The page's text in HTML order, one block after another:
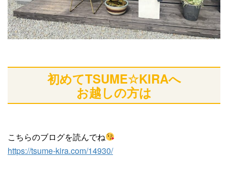
初めてTSUME☆KIRAへ
お越しの方は
こちらのブログを読んでね
https://tsume-kira.com/14930/